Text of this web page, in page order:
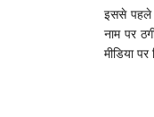
इससे पहले
नाम पर
मीडिया